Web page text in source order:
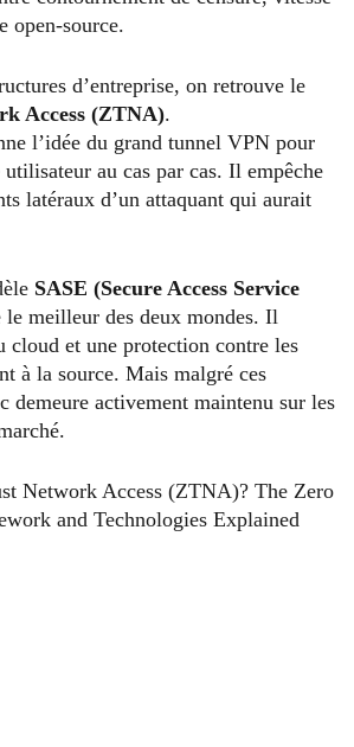
open-source.
d’entreprise, on retrouve le
Access (ZTNA).
l’idée du grand tunnel VPN pour
au cas par cas. Il empêche
latéraux d’un attaquant qui aurait
SASE (Secure Access Service
le meilleur des deux mondes. Il
cloud et une protection contre les
à la source. Mais malgré ces
demeure activement maintenu sur les